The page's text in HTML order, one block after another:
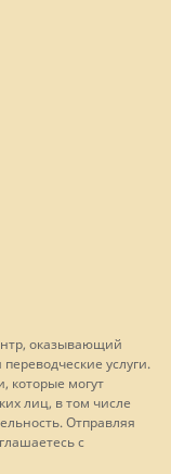
оказывающий
услуги.
которые могут
лиц, в том числе
Отправляя
с